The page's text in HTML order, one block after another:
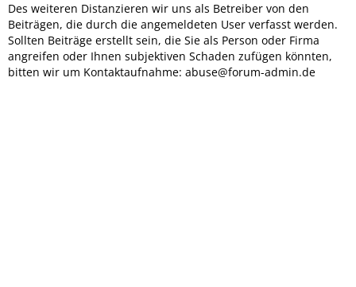
Des weiteren Distanzieren wir uns als Betreiber von den
Beiträgen, die durch die angemeldeten User verfasst werden.
Sollten Beiträge erstellt sein, die Sie als Person oder Firma
angreifen oder Ihnen subjektiven Schaden zufügen könnten,
bitten wir um Kontaktaufnahme: abuse@forum-admin.de